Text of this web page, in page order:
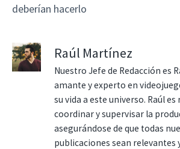
deberían hacerlo
Raúl Martínez
Nuestro Jefe de Redacción es
amante y experto en
su vida a este universo. Raúl
coordinar y supervisar la
asegurándose de que todas
publicaciones sean relevantes